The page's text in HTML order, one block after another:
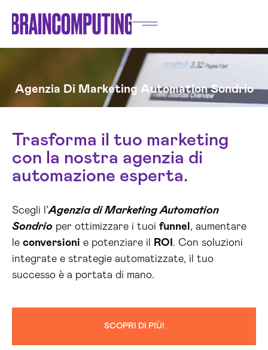
Agenzia Di Marketing Automation Sondrio
Trasforma il tuo marketing
con la nostra agenzia di
automazione esperta.
Scegli l’Agenzia di Marketing Automation
Sondrio per ottimizzare i tuoi funnel , aumentare
le conversioni e potenziare il ROI . Con soluzioni
integrate e strategie automatizzate, il tuo
successo è a portata di mano.
SCOPRI DI PIÙ!